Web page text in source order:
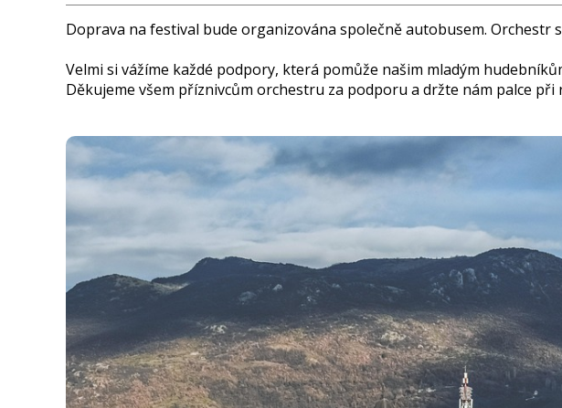
Doprava na festival bude organizována společně autobusem.
Velmi si vážíme každé podpory, která pomůže našim mladým
Děkujeme všem příznivcům orchestru za podporu a držte nám palce při